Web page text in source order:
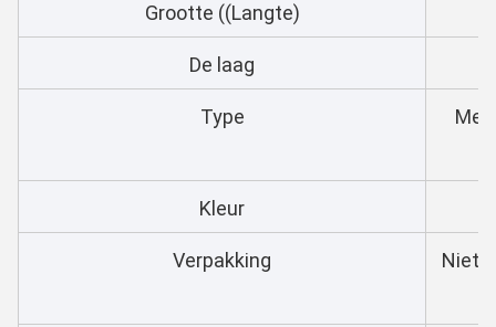
Grootte ((Langte)
De laag
Type Met
Kleur
Verpakking Niet-